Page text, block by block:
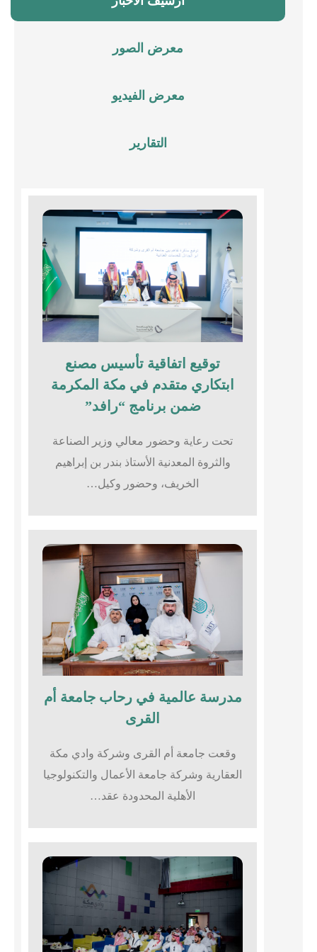
معرض الصور
معرض الفيديو
التقارير
توقيع اتفاقية تأسيس مصنع
ابتكاري متقدم في مكة المكرمة
ضمن برنامج “رافد”
تحت رعاية وحضور معالي وزير الصناعة
والثروة المعدنية الأستاذ بندر بن إبراهيم
الخريف، وحضور وكيل…
مدرسة عالمية في رحاب جامعة أم
القرى​
وقعت جامعة أم القرى وشركة وادي مكة
العقارية وشركة جامعة الأعمال والتكنولوجيا
الأهلية المحدودة عقد…